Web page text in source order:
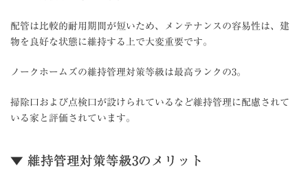
配管は比較的耐用期間が短いため、メンテナンスの容易性は、建
物を良好な状態に維持する上で大変重要です。
ノークホームズの維持管理対策等級は最高ランクの3。
掃除口および点検口が設けられているなど維持管理に配慮されて
いる家と評価されています。
▼ 維持管理対策等級3のメリット